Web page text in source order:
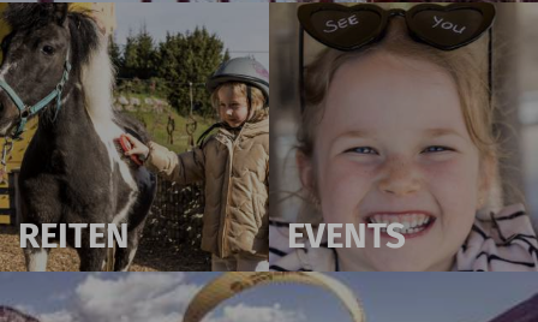
REITEN EVENTS